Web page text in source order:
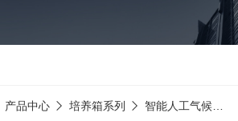
产品中心 培养箱系列 智能人工气候箱